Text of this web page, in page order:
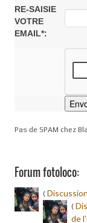
RE-SAISIE
VOTRE
EMAIL*:
Pas de SPAM chez
Forum fotoloco:
(
(
de